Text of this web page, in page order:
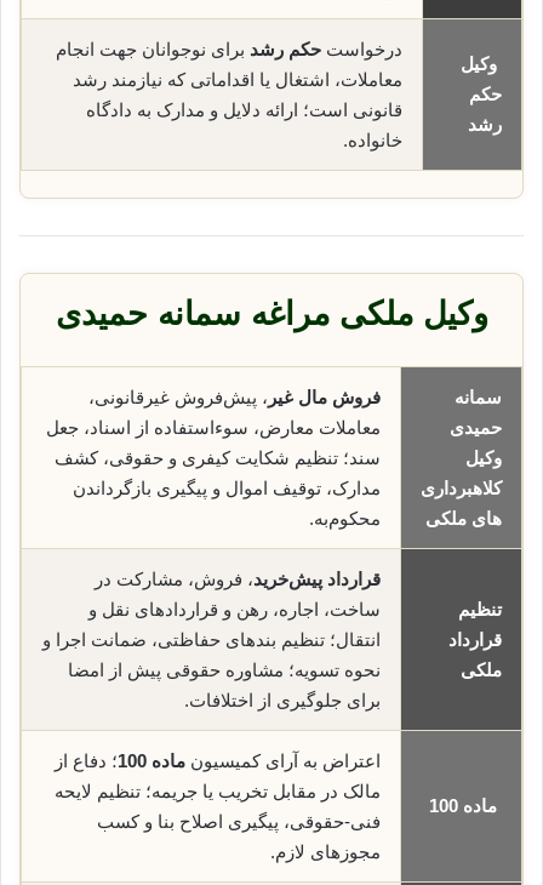
وکیل
حکم
رشد
درخواست حکم رشد برای نوجوانان جهت انجام
معاملات، اشتغال یا اقداماتی که نیازمند رشد
قانونی است؛ ارائه دلایل و مدارک به دادگاه
خانواده.
وکیل ملکی مراغه سمانه حمیدی
سمانه
حمیدی
وکیل
کلاهبرداری
های ملکی
فروش مال غیر ، پیش‌فروش غیرقانونی،
معاملات معارض، سوء‌استفاده از اسناد، جعل
سند؛ تنظیم شکایت کیفری و حقوقی، کشف
مدارک، توقیف اموال و پیگیری بازگرداندن
محکوم‌به.
تنظیم
قرارداد
ملکی
قرارداد پیش‌خرید، فروش، مشارکت در
ساخت، اجاره، رهن و قراردادهای نقل و
انتقال؛ تنظیم بندهای حفاظتی، ضمانت اجرا و
نحوه تسویه؛ مشاوره حقوقی پیش از امضا
برای جلوگیری از اختلافات.
ماده 100
اعتراض به آرای کمیسیون ماده 100
؛ دفاع از
مالک در مقابل تخریب یا جریمه؛ تنظیم لایحه
فنی-حقوقی، پیگیری اصلاح بنا و کسب
مجوزهای لازم.